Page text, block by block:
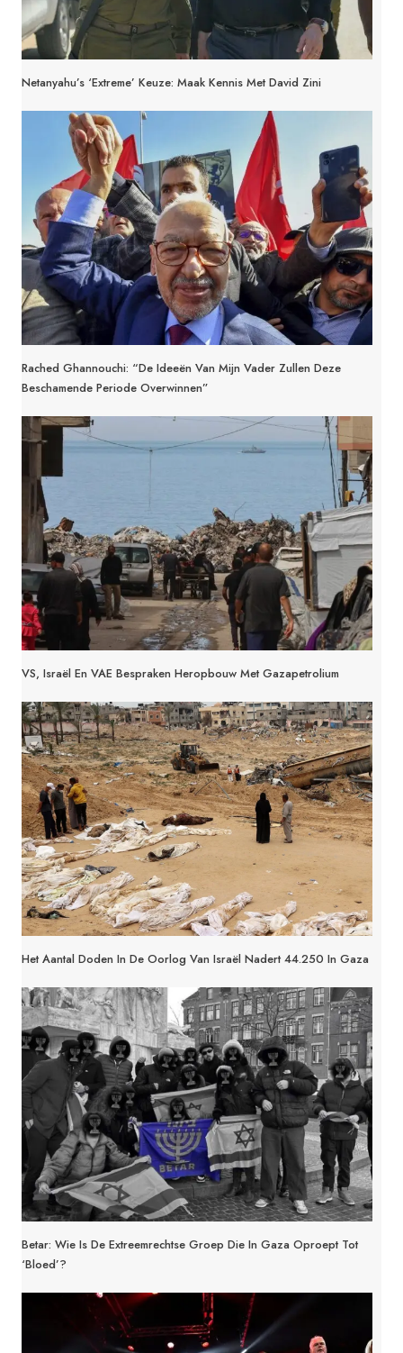
Netanyahu’s ‘extreme’ Keuze: Maak Kennis Met David Zini
Rached Ghannouchi: “De Ideeën Van Mijn Vader Zullen Deze
Beschamende Periode Overwinnen”
VS, Israël En VAE Bespraken Heropbouw Met Gazapetrolium
Het Aantal Doden In De Oorlog Van Israël Nadert 44.250 In Gaza
Betar: Wie Is De Extreemrechtse Groep Die In Gaza Oproept Tot
‘bloed’?